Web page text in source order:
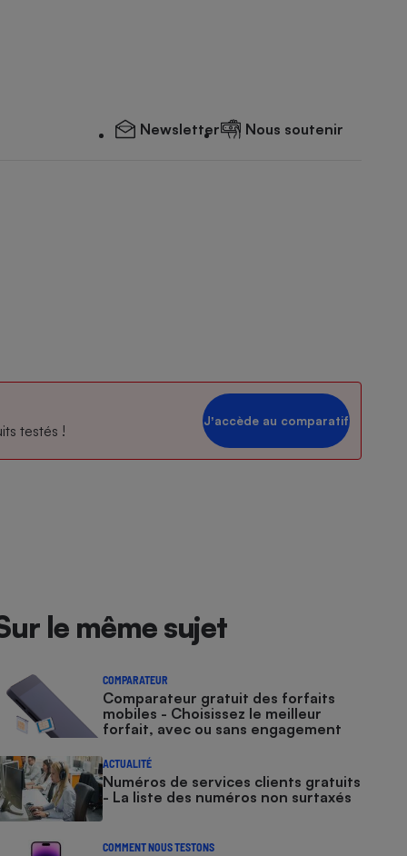
Newsletter Nous soutenir
testés !
Jʼaccède au comparatif
le même sujet
COMPARATEUR
Comparateur gratuit des forfaits
mobiles - Choisissez le meilleur
forfait, avec ou sans engagement
ACTUALITÉ
Numéros de services clients gratuits
- La liste des numéros non surtaxés
COMMENT NOUS TESTONS